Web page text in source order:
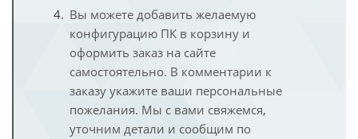
Вы можете добавить желаемую
конфигурацию ПК в корзину и
оформить заказ на сайте
самостоятельно. В комментарии к
заказу укажите ваши персональные
пожелания. Мы с вами свяжемся,
уточним детали и сообщим по